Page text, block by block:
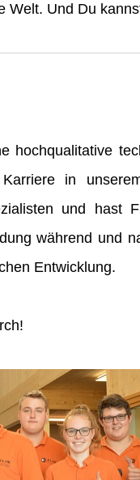
Welt. Und Du
hochqualitative
in
und hast
während und
Entwicklung.